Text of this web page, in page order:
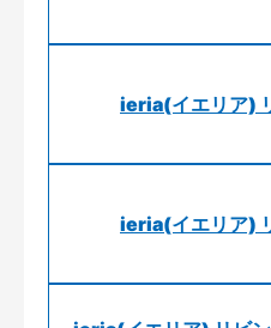
ieria(イエリア)
ieria(イエリア)